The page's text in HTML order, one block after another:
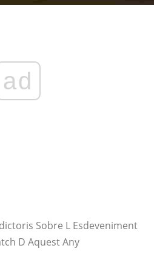
ad
Sobre L Esdeveniment
D Aquest Any